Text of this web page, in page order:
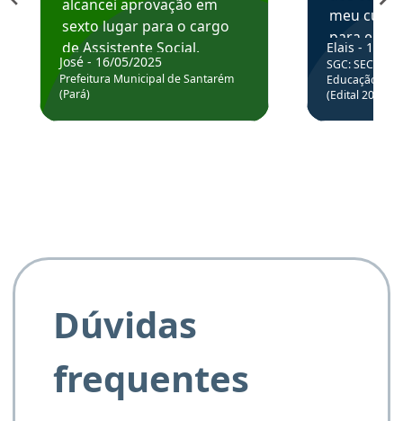
alcancei aprovação em
sexto lugar para o cargo
de Assistente Social.
Hoje estou atuando na
Prefeitura de Santarém.
José - 16/05/2025
Prefeitura Municipal de Santarém
(Pará)
meu
para
colocar
através
de
Elais - 15/
SGC: SEC BA
Educação
(Edital
Dúvidas
frequentes